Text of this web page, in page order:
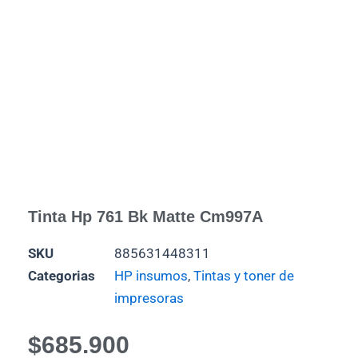
Tinta Hp 761 Bk Matte Cm997A
SKU
885631448311
Categorias
HP insumos, Tintas y toner de
impresoras
$685.900